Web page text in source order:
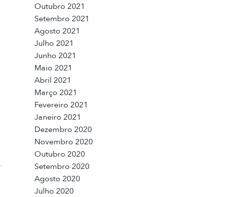
Outubro 2021
Setembro 2021
Agosto 2021
Julho 2021
Junho 2021
Maio 2021
Abril 2021
Março 2021
Fevereiro 2021
Janeiro 2021
Dezembro 2020
Novembro 2020
Outubro 2020
Setembro 2020
Agosto 2020
Julho 2020